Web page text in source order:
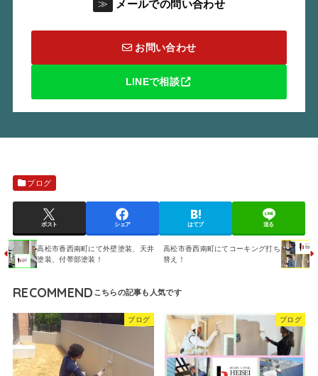
≫ メールでの問い合わせ
お問い合わせ
LINEで相談
ブログ
ポスト シェア はてブ 送る
高松市香西南町にて外壁塗装、天井
塗装、付帯部塗装！
高松市香西南町にてコーキング打ち
替え！
RECOMMEND
ブログ ブログ